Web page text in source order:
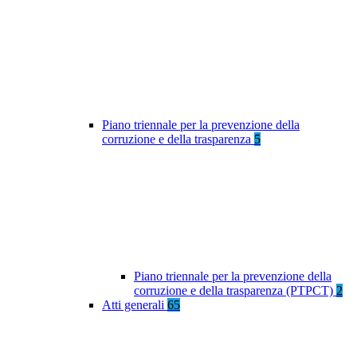
Piano triennale per la prevenzione della
corruzione e della trasparenza 5
Piano triennale per la prevenzione della
corruzione e della trasparenza (PTPCT) 2
Atti generali 65